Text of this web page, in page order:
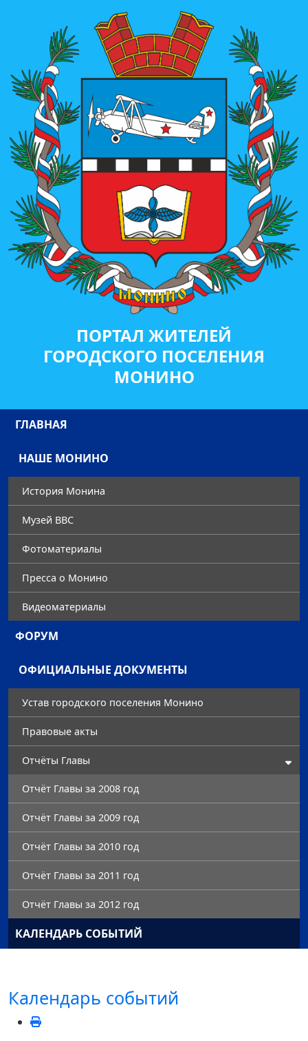
ПОРТАЛ ЖИТЕЛЕЙ
ГОРОДСКОГО ПОСЕЛЕНИЯ
МОНИНО
ГЛАВНАЯ
НАШЕ МОНИНО
История Монина
Музей ВВС
Фотоматериалы
Преccа о Монино
Видеоматериалы
ФОРУМ
ОФИЦИАЛЬНЫЕ ДОКУМЕНТЫ
Устав городского поселения Монино
Правовые акты
Отчёты Главы
Отчёт Главы за 2008 год
Отчёт Главы за 2009 год
Отчёт Главы за 2010 год
Отчёт Главы за 2011 год
Отчёт Главы за 2012 год
КАЛЕНДАРЬ СОБЫТИЙ
Календарь событий